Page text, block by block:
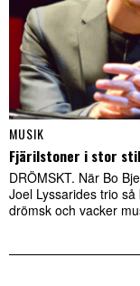
MUSIK
Fjärilstoner i stor stil
DRÖMSKT. När Bo
Joel Lyssarides trio
drömsk och vacker